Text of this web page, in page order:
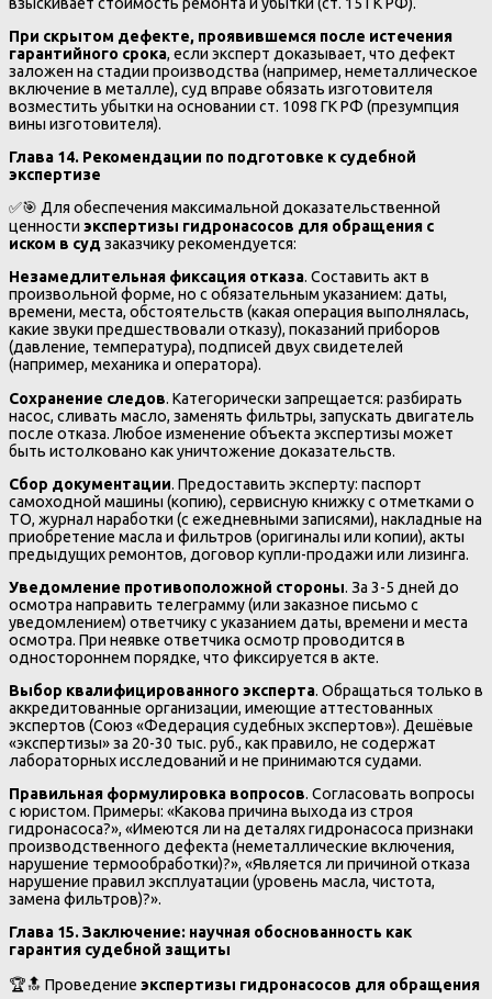
При скрытом дефекте, проявившемся после истечения
гарантийного срока, если эксперт доказывает, что дефект
заложен на стадии производства (например, неметаллическое
включение в металле), суд вправе обязать изготовителя
возместить убытки на основании ст. 1098 ГК РФ (презумпция
вины изготовителя).
Глава 14. Рекомендации по подготовке к судебной
экспертизе
✅🎯 Для обеспечения максимальной доказательственной
ценности экспертизы гидронасосов для обращения с
иском в судзаказчику рекомендуется:
Незамедлительная фиксация отказа. Составить акт в
произвольной форме, но с обязательным указанием: даты,
времени, места, обстоятельств (какая операция выполнялась,
какие звуки предшествовали отказу), показаний приборов
(давление, температура), подписей двух свидетелей
(например, механика и оператора).
Сохранение следов. Категорически запрещается: разбирать
насос, сливать масло, заменять фильтры, запускать двигатель
после отказа. Любое изменение объекта экспертизы может
быть истолковано как уничтожение доказательств.
Сбор документации. Предоставить эксперту: паспорт
самоходной машины (копию), сервисную книжку с отметками о
ТО, журнал наработки (с ежедневными записями), накладные на
приобретение масла и фильтров (оригиналы или копии), акты
предыдущих ремонтов, договор купли-продажи или лизинга.
Уведомление противоположной стороны. За 3-5 дней до
осмотра направить телеграмму (или заказное письмо с
уведомлением) ответчику с указанием даты, времени и места
осмотра. При неявке ответчика осмотр проводится в
одностороннем порядке, что фиксируется в акте.
Выбор квалифицированного эксперта. Обращаться только в
аккредитованные организации, имеющие аттестованных
экспертов (Союз «Федерация судебных экспертов»). Дешёвые
«экспертизы» за 20-30 тыс. руб., как правило, не содержат
лабораторных исследований и не принимаются судами.
Правильная формулировка вопросов. Согласовать вопросы
с юристом. Примеры: «Какова причина выхода из строя
гидронасоса?», «Имеются ли на деталях гидронасоса признаки
производственного дефекта (неметаллические включения,
нарушение термообработки)?», «Является ли причиной отказа
нарушение правил эксплуатации (уровень масла, чистота,
замена фильтров)?».
Глава 15. Заключение: научная обоснованность как
гарантия судебной защиты
🏆🔝 Проведение экспертизы гидронасосов для обращения